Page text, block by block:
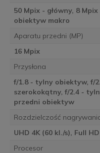
50 Mpix - główny, 8
obiektyw makro
Aparatu przedni (MP)
16 Mpix
Przysłona
f/1.8 - tylny obiektyw, f/
szerokokątny, f/2.4 -
przedni obiektyw
Rozdzielczość
UHD 4K (60 kl./s), Full
Procesor